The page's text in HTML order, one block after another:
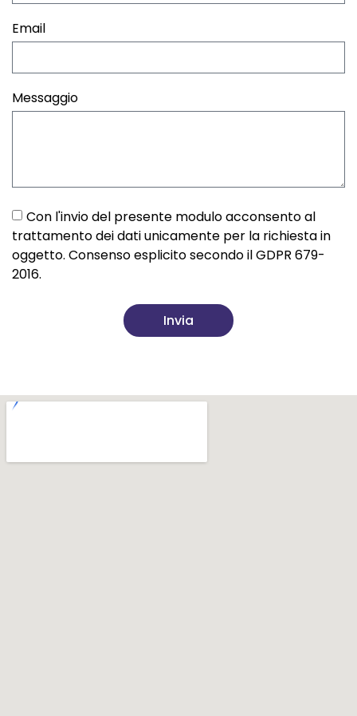
Email
Messaggio
Con l'invio del presente modulo acconsento al
trattamento dei dati unicamente per la richiesta in
oggetto. Consenso esplicito secondo il GDPR 679-
2016.
Invia